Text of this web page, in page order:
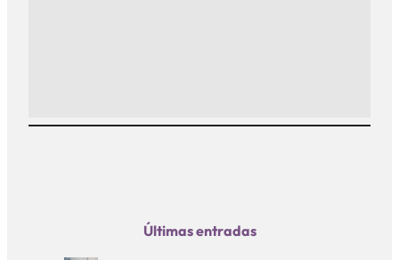
Últimas entradas